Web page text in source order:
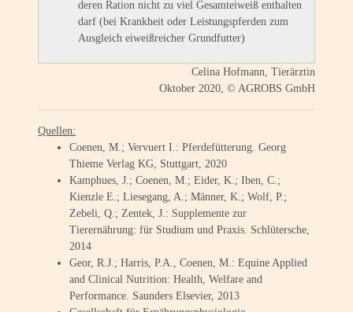
deren Ration nicht zu viel Gesamteiweiß enthalten
darf (bei Krankheit oder Leistungspferden zum
Ausgleich eiweißreicher Grundfutter)
Celina Hofmann, Tierärztin
Oktober 2020, © AGROBS GmbH
Quellen:
Coenen, M.; Vervuert I.: Pferdefütterung. Georg
Thieme Verlag KG, Stuttgart, 2020
Kamphues, J.; Coenen, M.; Eider, K.; Iben, C.;
Kienzle E.; Liesegang, A.; Männer, K.; Wolf, P.;
Zebeli, Q.; Zentek, J.: Supplemente zur
Tierernährung: für Studium und Praxis. Schlütersche,
2014
Geor, R.J.; Harris, P.A., Coenen, M.: Equine Applied
and Clinical Nutrition: Health, Welfare and
Performance. Saunders Elsevier, 2013